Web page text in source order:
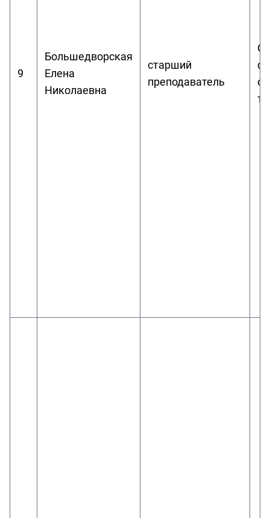
9
Большедворская
Елена
Николаевна
старший
преподаватель